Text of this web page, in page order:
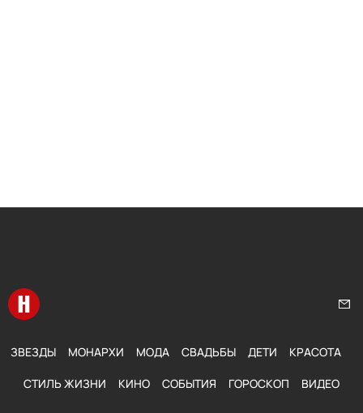
Перейти на главную
ЗВЕЗДЫ МОНАРХИ МОДА СВАДЬБЫ ДЕТИ КРАСОТА
СТИЛЬ ЖИЗНИ КИНО СОБЫТИЯ ГОРОСКОП ВИДЕО